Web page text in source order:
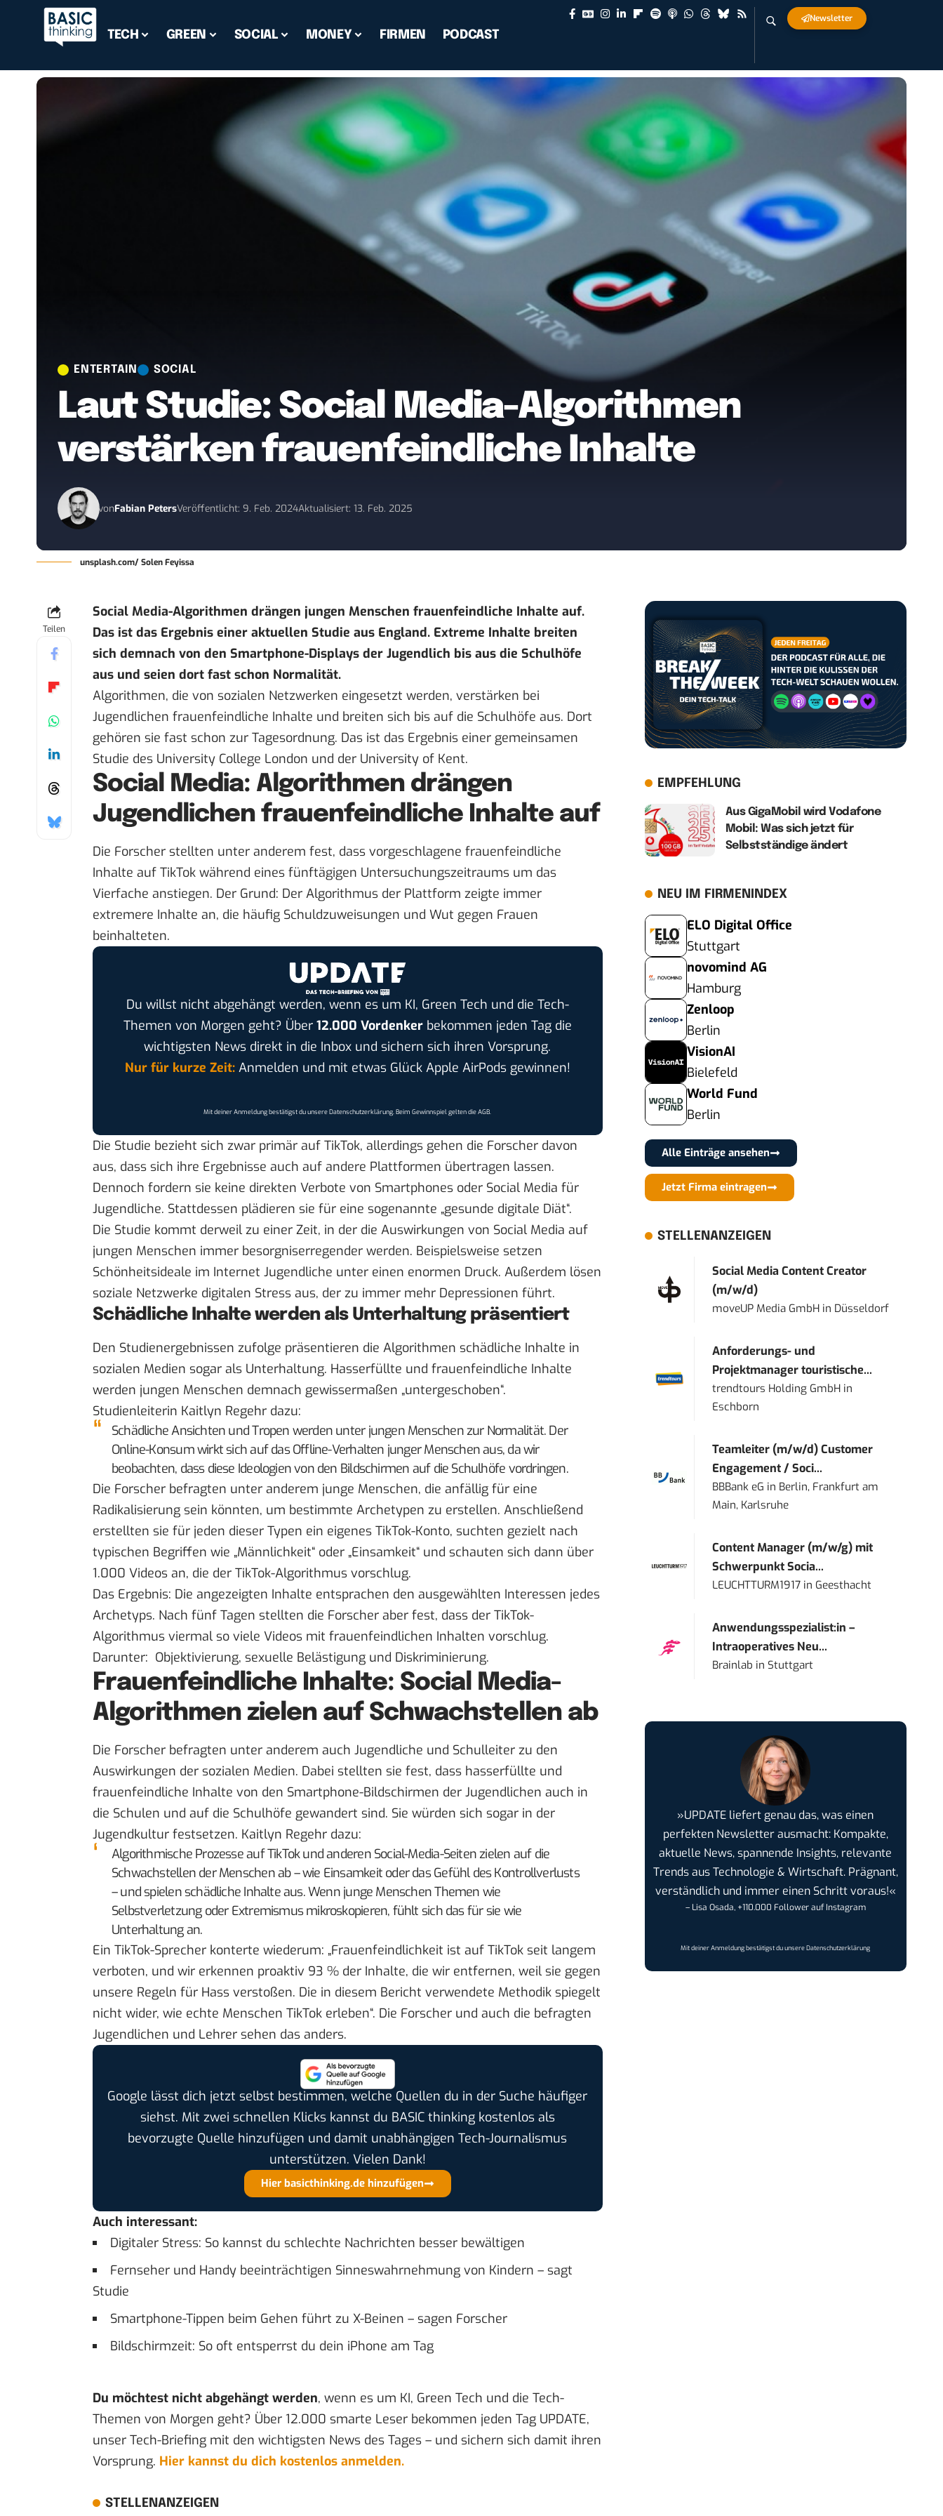
TECH GREEN SOCIAL MONEY FIRMEN PODCAST
Newsletter
ENTERTAIN SOCIAL
Laut Studie: Social Media-Algorithmen
verstärken frauenfeindliche Inhalte
vonFabian PetersVeröffentlicht: 9. Feb. 2024Aktualisiert: 13. Feb. 2025
unsplash.com/ Solen Feyissa
Teilen
Social Media-Algorithmen drängen jungen Menschen frauenfeindliche Inhalte auf.
Das ist das Ergebnis einer aktuellen Studie aus England. Extreme Inhalte breiten
sich demnach von den Smartphone-Displays der Jugendlich bis aus die Schulhöfe
aus und seien dort fast schon Normalität.
Algorithmen, die von sozialen Netzwerken eingesetzt werden, verstärken bei
Jugendlichen frauenfeindliche Inhalte und breiten sich bis auf die Schulhöfe aus. Dort
gehören sie fast schon zur Tagesordnung. Das ist das Ergebnis einer gemeinsamen
Studie des University College London und der University of Kent.
Social Media: Algorithmen drängen
Jugendlichen frauenfeindliche Inhalte auf
Die Forscher stellten unter anderem fest, dass vorgeschlagene frauenfeindliche
Inhalte auf TikTok während eines fünftägigen Untersuchungszeitraums um das
Vierfache anstiegen. Der Grund: Der Algorithmus der Plattform zeigte immer
extremere Inhalte an, die häufig Schuldzuweisungen und Wut gegen Frauen
beinhalteten.
Du willst nicht abgehängt werden, wenn es um KI, Green Tech und die Tech-
Themen von Morgen geht? Über 12.000 Vordenkerbekommen jeden Tag die
wichtigsten News direkt in die Inbox und sichern sich ihren Vorsprung.
Nur für kurze Zeit:Anmelden und mit etwas Glück Apple AirPods gewinnen!
Mit deiner Anmeldung bestätigst du unsereDatenschutzerklärung. Beim Gewinnspiel gelten dieAGB.
Die Studie bezieht sich zwar primär auf TikTok, allerdings gehen die Forscher davon
aus, dass sich ihre Ergebnisse auch auf andere Plattformen übertragen lassen.
Dennoch fordern sie keine direkten Verbote von Smartphones oder Social Media für
Jugendliche. Stattdessen plädieren sie für eine sogenannte „gesunde digitale Diät“.
Die Studie kommt derweil zu einer Zeit, in der die Auswirkungen von Social Media auf
jungen Menschen immer besorgniserregender werden. Beispielsweise setzen
Schönheitsideale im Internet Jugendliche unter einen enormen Druck. Außerdem lösen
soziale Netzwerke digitalen Stress aus, der zu immer mehr Depressionen führt.
Schädliche Inhalte werden als Unterhaltung präsentiert
Den Studienergebnissen zufolge präsentieren die Algorithmen schädliche Inhalte in
sozialen Medien sogar als Unterhaltung. Hasserfüllte und frauenfeindliche Inhalte
werden jungen Menschen demnach gewissermaßen „untergeschoben“.
Studienleiterin Kaitlyn Regehr dazu:
Schädliche Ansichten und Tropen werden unter jungen Menschen zur Normalität. Der
Online-Konsum wirkt sich auf das Offline-Verhalten junger Menschen aus, da wir
beobachten, dass diese Ideologien von den Bildschirmen auf die Schulhöfe vordringen.
Die Forscher befragten unter anderem junge Menschen, die anfällig für eine
Radikalisierung sein könnten, um bestimmte Archetypen zu erstellen. Anschließend
erstellten sie für jeden dieser Typen ein eigenes TikTok-Konto, suchten gezielt nach
typischen Begriffen wie „Männlichkeit“ oder „Einsamkeit“ und schauten sich dann über
1.000 Videos an, die der TikTok-Algorithmus vorschlug.
Das Ergebnis: Die angezeigten Inhalte entsprachen den ausgewählten Interessen jedes
Archetyps. Nach fünf Tagen stellten die Forscher aber fest, dass der TikTok-
Algorithmus viermal so viele Videos mit frauenfeindlichen Inhalten vorschlug.
Darunter: Objektivierung, sexuelle Belästigung und Diskriminierung.
Frauenfeindliche Inhalte: Social Media-
Algorithmen zielen auf Schwachstellen ab
Die Forscher befragten unter anderem auch Jugendliche und Schulleiter zu den
Auswirkungen der sozialen Medien. Dabei stellten sie fest, dass hasserfüllte und
frauenfeindliche Inhalte von den Smartphone-Bildschirmen der Jugendlichen auch in
die Schulen und auf die Schulhöfe gewandert sind. Sie würden sich sogar in der
Jugendkultur festsetzen. Kaitlyn Regehr dazu:
Algorithmische Prozesse auf TikTok und anderen Social-Media-Seiten zielen auf die
Schwachstellen der Menschen ab – wie Einsamkeit oder das Gefühl des Kontrollverlusts
– und spielen schädliche Inhalte aus. Wenn junge Menschen Themen wie
Selbstverletzung oder Extremismus mikroskopieren, fühlt sich das für sie wie
Unterhaltung an.
Ein TikTok-Sprecher konterte wiederum: „Frauenfeindlichkeit ist auf TikTok seit langem
verboten, und wir erkennen proaktiv 93 % der Inhalte, die wir entfernen, weil sie gegen
unsere Regeln für Hass verstoßen. Die in diesem Bericht verwendete Methodik spiegelt
nicht wider, wie echte Menschen TikTok erleben“. Die Forscher und auch die befragten
Jugendlichen und Lehrer sehen das anders.
Google lässt dich jetzt selbst bestimmen, welche Quellen du in der Suche häufiger
siehst. Mit zwei schnellen Klicks kannst du BASIC thinking kostenlos als
bevorzugte Quelle hinzufügen und damit unabhängigen Tech-Journalismus
unterstützen. Vielen Dank!
Hier basicthinking.de hinzufügen
Auch interessant:
Digitaler Stress: So kannst du schlechte Nachrichten besser bewältigen
Fernseher und Handy beeinträchtigen Sinneswahrnehmung von Kindern – sagt
Studie
Smartphone-Tippen beim Gehen führt zu X-Beinen – sagen Forscher
Bildschirmzeit: So oft entsperrst du dein iPhone am Tag
Du möchtest nicht abgehängt werden, wenn es um KI, Green Tech und die Tech-
Themen von Morgen geht? Über 12.000 smarte Leser bekommen jeden Tag UPDATE,
unser Tech-Briefing mit den wichtigsten News des Tages – und sichern sich damit ihren
Vorsprung. Hier kannst du dich kostenlos anmelden.
STELLENANZEIGEN
EMPFEHLUNG
Aus GigaMobil wird Vodafone
Mobil: Was sich jetzt für
Selbstständige ändert
NEU IM FIRMENINDEX
ELO Digital Office
Stuttgart
novomind AG
Hamburg
Zenloop
Berlin
VisionAI
Bielefeld
World Fund
Berlin
Alle Einträge ansehen
Jetzt Firma eintragen
STELLENANZEIGEN
Social Media Content Creator
(m/w/d)
moveUP Media GmbH in Düsseldorf
Anforderungs- und
Projektmanager touristische...
trendtours Holding GmbH in
Eschborn
Teamleiter (m/w/d) Customer
Engagement / Soci...
BBBank eG in Berlin, Frankfurt am
Main, Karlsruhe
Content Manager (m/w/g) mit
Schwerpunkt Socia...
LEUCHTTURM1917 in Geesthacht
Anwendungsspezialist:in –
Intraoperatives Neu...
Brainlab in Stuttgart
»UPDATE liefert genau das, was einen
perfekten Newsletter ausmacht: Kompakte,
aktuelle News, spannende Insights, relevante
Trends aus Technologie & Wirtschaft. Prägnant,
verständlich und immer einen Schritt voraus!«
– Lisa Osada, +110.000 Follower auf Instagram
Mit deiner Anmeldung bestätigst du unsereDatenschutzerklärung